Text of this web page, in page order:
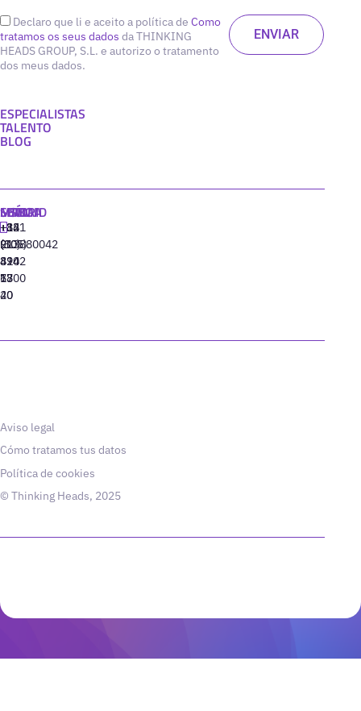
Declaro que li e aceito a política de Como
tratamos os seus dados da THINKING
HEADS GROUP, S.L. e autorizo o tratamento
dos meus dados.
ESPECIALISTAS
TALENTO
BLOG
MADRID
+34
91
310
77
40
MIAMI
+1
(305)
424
13
20
SEÚL
+82
(10)
8942
6800
LISBOA
‪+351
213880042
Aviso legal
Cómo tratamos tus datos
Política de cookies
© Thinking Heads, 2025